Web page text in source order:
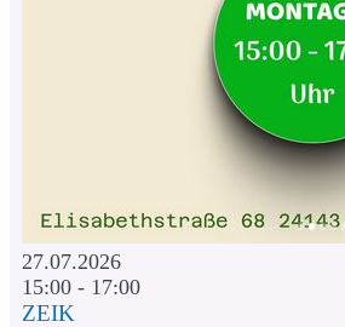
27.07.2026
15:00 - 17:00
ZEIK